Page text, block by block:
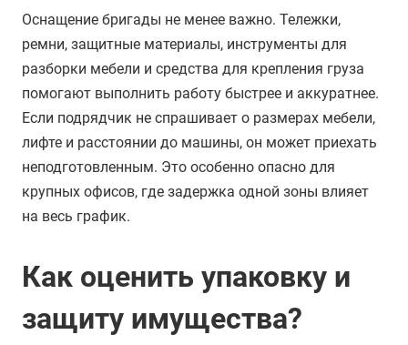
Оснащение бригады не менее важно. Тележки,
ремни, защитные материалы, инструменты для
разборки мебели и средства для крепления груза
помогают выполнить работу быстрее и аккуратнее.
Если подрядчик не спрашивает о размерах мебели,
лифте и расстоянии до машины, он может приехать
неподготовленным. Это особенно опасно для
крупных офисов, где задержка одной зоны влияет
на весь график.
Как оценить упаковку и
защиту имущества?